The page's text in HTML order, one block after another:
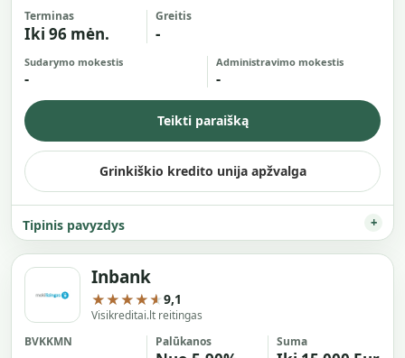
Terminas
Iki 96 mėn.
Greitis
-
Sudarymo mokestis
-
Administravimo mokestis
-
Teikti paraišką
Grinkiškio kredito unija apžvalga
Tipinis pavyzdys
Inbank
★★★★★9,1
Visikreditai.lt reitingas
BVKKMN
Palūkanos Suma